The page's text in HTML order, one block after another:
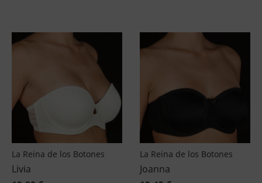
La Reina de los Botones
Livia
La Reina de los Botones
Joanna